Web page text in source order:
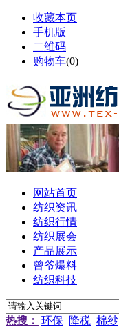
收藏本页
手机版
二维码
购物车(0)
网站首页
纺织资讯
纺织行情
纺织展会
产品展示
曾爷爆料
纺织科技
热搜： 环保 降税 棉纱